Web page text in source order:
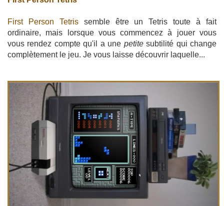
First Person Tetrissemble être un Tetris toute à fait
ordinaire, mais lorsque vous commencez à jouer vous
vous rendez compte qu'il a une petitesubtilité qui change
complètement le jeu. Je vous laisse découvrir laquelle...